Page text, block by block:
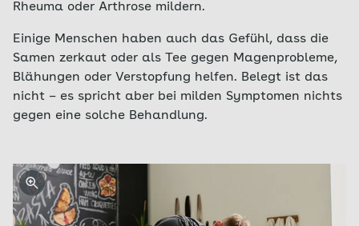
Rheuma oder Arthrose mildern.
Einige Menschen haben auch das Gefühl, dass die
Samen zerkaut oder als Tee gegen Magenprobleme,
Blähungen oder Verstopfung helfen. Belegt ist das
nicht – es spricht aber bei milden Symptomen nichts
gegen eine solche Behandlung.